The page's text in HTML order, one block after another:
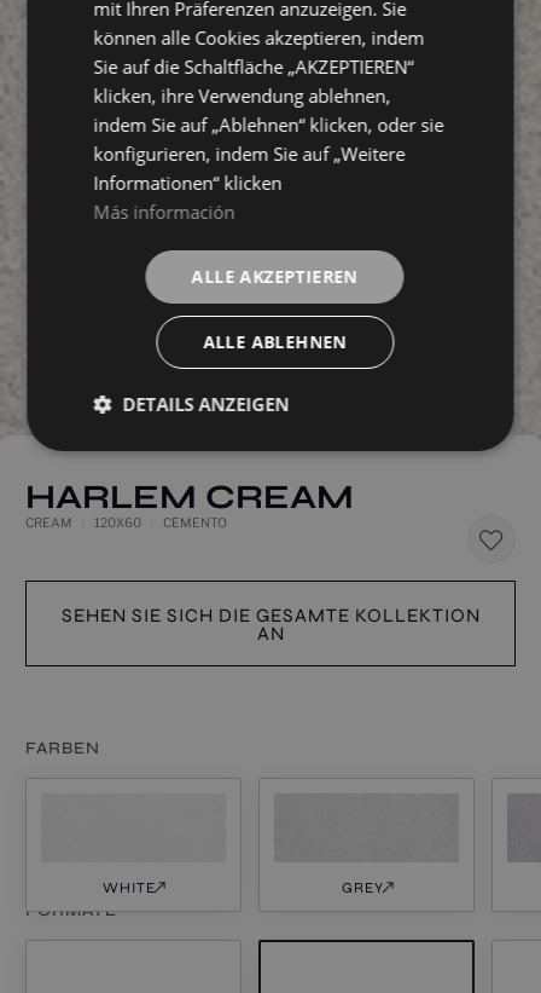
HARLEM CREAM
CREAM 120X60 CEMENTO
SEHEN SIE SICH DIE GESAMTE KOLLEKTION
AN
FARBEN
WHITE GREY
FORMATE
mit Ihren Präferenzen anzuzeigen. Sie
können alle Cookies akzeptieren, indem
Sie auf die Schaltfläche „AKZEPTIEREN“
klicken, ihre Verwendung ablehnen,
indem Sie auf „Ablehnen“ klicken, oder sie
konfigurieren, indem Sie auf „Weitere
Informationen“ klicken
Más información
ALLE AKZEPTIEREN
ALLE ABLEHNEN
DETAILS ANZEIGEN